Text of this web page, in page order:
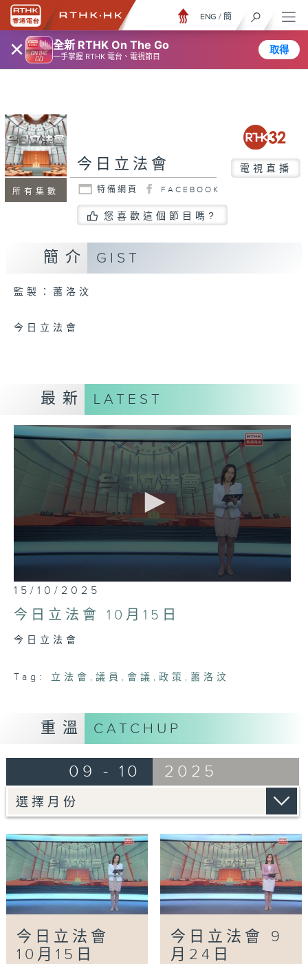
× 全新 RTHK On The Go
一手掌握 RTHK 電台、電視節目
取得
ENG / 簡
所有集數
今日立法會 電視直播
特備網頁 FACEBOOK
您喜歡這個節目嗎?
簡介 GIST
監製：蕭洛汶
今日立法會
最新 LATEST
0
seconds
of
9
7
15/10/2025
今日立法會 10月15日
今日立法會
Tag: 立法會 ,議員 , 會議 ,政策 ,蕭洛汶
重溫 CATCHUP
09 - 10 2025
今日立法會
10月15日
今日立法會 9
月24日